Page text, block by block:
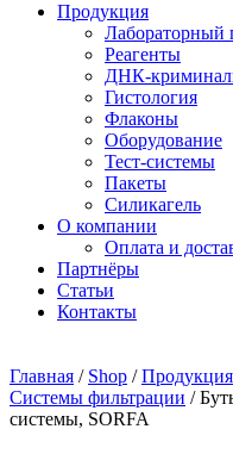
Продукция
Лабораторный
Реагенты
ДНК-
Гистология
Флаконы
Оборудование
Тест-системы
Пакеты
Силикагель
О компании
Оплата и
Партнёры
Статьи
Контакты
Главная / Shop /Продукция
Системы фильтрации /
системы, SORFA